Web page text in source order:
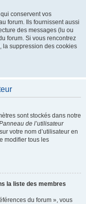
conservent vos
forum. Ils fournissent aussi
des messages (lu ou
forum. Si vous rencontrez
la suppression des cookies
sont stockés dans notre
de l’utilisateur
votre nom d’utilisateur en
modifier tous les
la liste des membres
du forum », vous